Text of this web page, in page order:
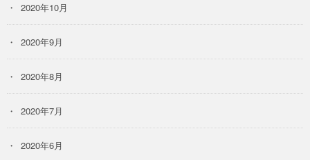
2020年10月
2020年9月
2020年8月
2020年7月
2020年6月